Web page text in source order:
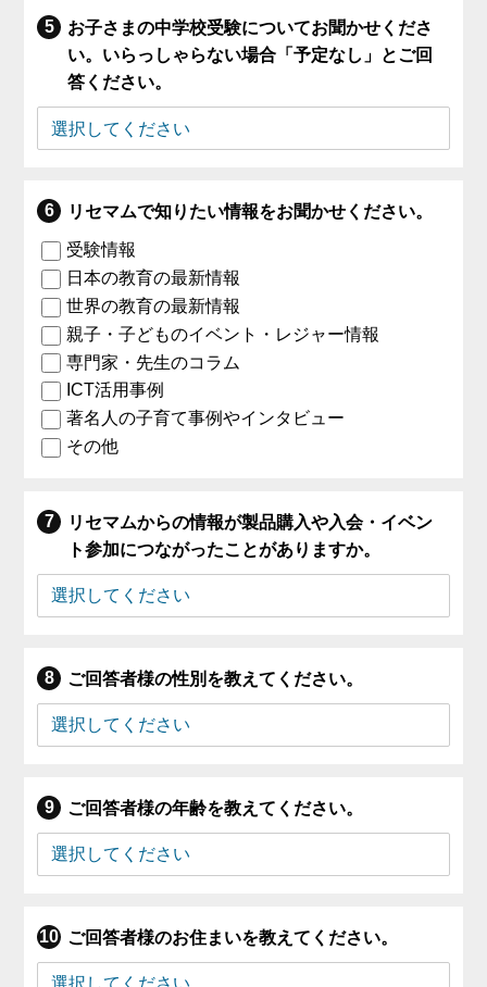
お子さまの中学校受験についてお聞かせくださ
い。いらっしゃらない場合「予定なし」とご回
答ください。
リセマムで知りたい情報をお聞かせください。
受験情報
日本の教育の最新情報
世界の教育の最新情報
親子・子どものイベント・レジャー情報
専門家・先生のコラム
ICT活用事例
著名人の子育て事例やインタビュー
その他
リセマムからの情報が製品購入や入会・イベン
ト参加につながったことがありますか。
ご回答者様の性別を教えてください。
ご回答者様の年齢を教えてください。
ご回答者様のお住まいを教えてください。